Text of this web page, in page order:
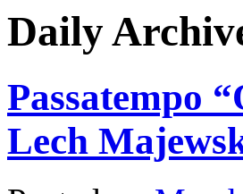
Daily
Passatempo
Lech